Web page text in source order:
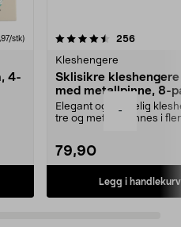
-
stk)
4-
256
Kleshengere
Sklisikre
med metallpinne, 8-
Elegant og skikkelig
tre og metall – finnes i
79,90
Legg i handlekurv
4.5av 5 stjerner